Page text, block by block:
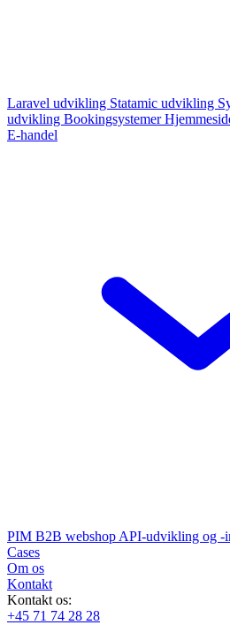
Laravel udvikling Statamic udvikling
udvikling Bookingsystemer
E-handel
PIM B2B webshop API-udvikling og -
Cases
Om os
Kontakt
Kontakt os:
+45 71 74 28 28